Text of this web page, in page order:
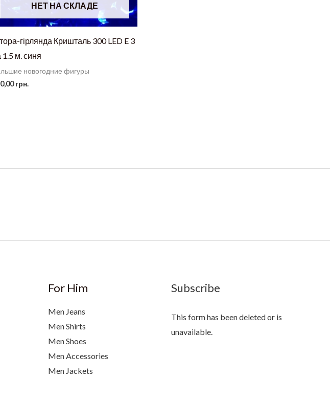
НЕТ НА СКЛАДЕ
гірлянда Кришталь 300 LED E 3
1.5 м. синя
новогодние фигуры
грн.
For Him
Men Jeans
Men Shirts
Men Shoes
Men Accessories
Men Jackets
Subscribe
This form has been deleted or is
unavailable.